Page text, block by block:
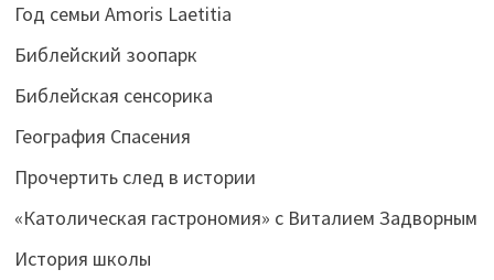
Год семьи Amoris Laetitia
Библейский зоопарк
Библейская сенсорика
География Спасения
Прочертить след в истории
«Католическая гастрономия» с Виталием Задворным
История школы